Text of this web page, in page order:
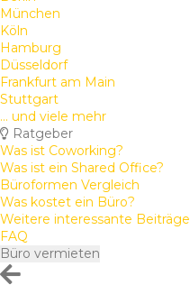
München
Köln
Hamburg
Düsseldorf
Frankfurt am Main
Stuttgart
... und viele mehr
Ratgeber
Was ist Coworking?
Was ist ein Shared Office?
Büroformen Vergleich
Was kostet ein Büro?
Weitere interessante Beiträge
FAQ
Büro vermieten